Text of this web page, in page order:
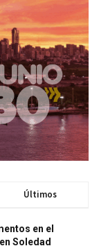
Últimos
en el
Soledad